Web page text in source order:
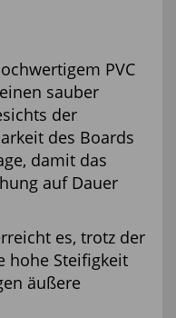
PVC
sauber
der
des Boards
damit das
auf Dauer
es, trotz der
hohe Steifigkeit
äußere